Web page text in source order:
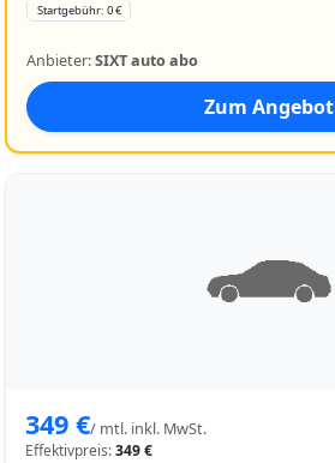
Startgebühr: 0 €
Anbieter:SIXT auto abo
Zum Angebot
349 €/ mtl. inkl. MwSt.
Effektivpreis:349 €